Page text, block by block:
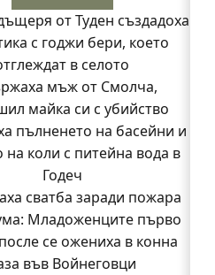
от Туден създадоха
с годжи бери, което
в селото
мъж от Смолча,
майка си с убийство
пълненето на басейни и
на коли с питейна вода в
Годеч
сватба заради пожара
Младоженците първо
се ожениха в конна
във Войнеговци